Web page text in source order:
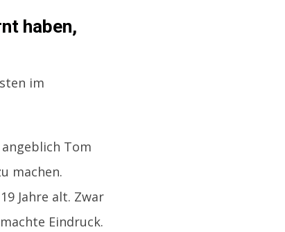
haben,
im
Tom
machen.
Jahre alt. Zwar
Eindruck.